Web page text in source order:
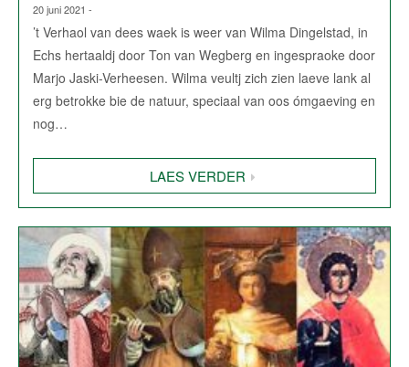
20 juni 2021 -
’t Verhaol van dees waek is weer van Wilma Dingelstad, in
Echs hertaaldj door Ton van Wegberg en ingespraoke door
Marjo Jaski-Verheesen. Wilma veultj zich zien laeve lank al
erg betrokke bie de natuur, speciaal van oos ómgaeving en
nog…
LAES VERDER